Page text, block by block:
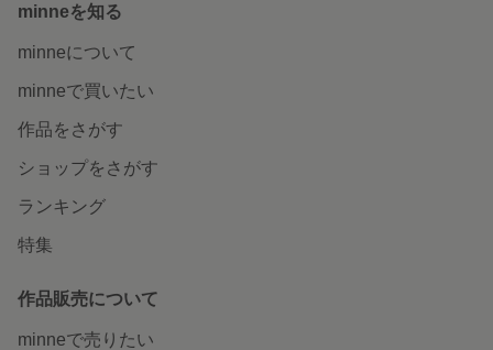
minneを知る
minneについて
minneで買いたい
作品をさがす
ショップをさがす
ランキング
特集
作品販売について
minneで売りたい